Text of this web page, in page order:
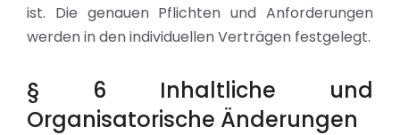
ist. Die genauen Pflichten und Anforderungen
werden in den individuellen Verträgen festgelegt.
§ 6 Inhaltliche und
Organisatorische Änderungen